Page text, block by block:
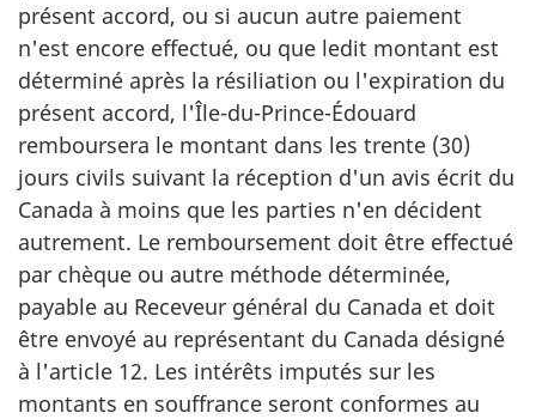
présent accord, ou si aucun autre paiement
n'est encore effectué, ou que ledit montant est
déterminé après la résiliation ou l'expiration du
présent accord, l'Île-du-Prince-Édouard
remboursera le montant dans les trente (30)
jours civils suivant la réception d'un avis écrit du
Canada à moins que les parties n'en décident
autrement. Le remboursement doit être effectué
par chèque ou autre méthode déterminée,
payable au Receveur général du Canada et doit
être envoyé au représentant du Canada désigné
à l'article 12. Les intérêts imputés sur les
montants en souffrance seront conformes au